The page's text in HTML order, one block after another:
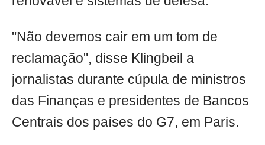
"Não devemos cair em um tom de
reclamação", disse Klingbeil a
jornalistas durante cúpula de ministros
das Finanças e presidentes de Bancos
Centrais dos países do G7, em Paris.